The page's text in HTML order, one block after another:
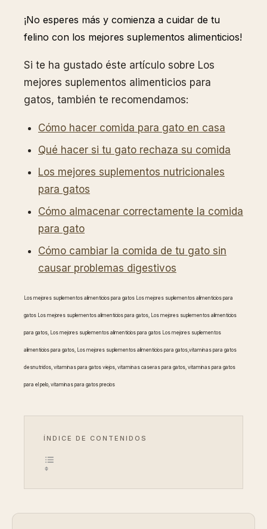
¡No esperes más y comienza a cuidar de tu
felino con los mejores suplementos alimenticios!
Si te ha gustado éste artículo sobre Los
mejores suplementos alimenticios para
gatos, también te recomendamos:
Cómo hacer comida para gato en casa
Qué hacer si tu gato rechaza su comida
Los mejores suplementos nutricionales
para gatos
Cómo almacenar correctamente la comida
para gato
Cómo cambiar la comida de tu gato sin
causar problemas digestivos
Los mejores suplementos alimenticios para gatos Los mejores suplementos alimenticios para
gatos Los mejores suplementos alimenticios para gatos, Los mejores suplementos alimenticios
para gatos, Los mejores suplementos alimenticios para gatos Los mejores suplementos
alimenticios para gatos, Los mejores suplementos alimenticios para gatos,vitaminas para gatos
desnutridos, vitaminas para gatos viejos, vitaminas caseras para gatos, vitaminas para gatos
para el pelo, vitaminas para gatos precios
ÍNDICE DE CONTENIDOS